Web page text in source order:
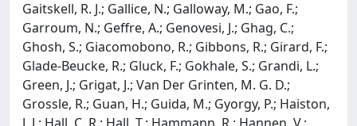
Gaitskell, R. J.; Gallice, N.; Galloway, M.; Gao, F.;
Garroum, N.; Geffre, A.; Genovesi, J.; Ghag, C.;
Ghosh, S.; Giacomobono, R.; Gibbons, R.; Girard, F.;
Glade-Beucke, R.; Gluck, F.; Gokhale, S.; Grandi, L.;
Green, J.; Grigat, J.; Van Der Grinten, M. G. D.;
Grossle, R.; Guan, H.; Guida, M.; Gyorgy, P.; Haiston,